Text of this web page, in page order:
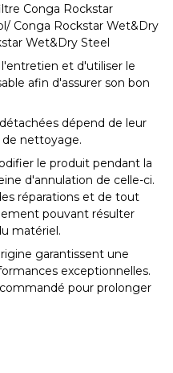
Conga Rockstar
Conga Rockstar Wet&Dry
Wet&Dry Steel
et d'utiliser le
afin d'assurer son bon
dépend de leur
nettoyage.
le produit pendant la
d'annulation de celle-ci.
réparations et de tout
pouvant résulter
matériel.
garantissent une
exceptionnelles.
pour prolonger